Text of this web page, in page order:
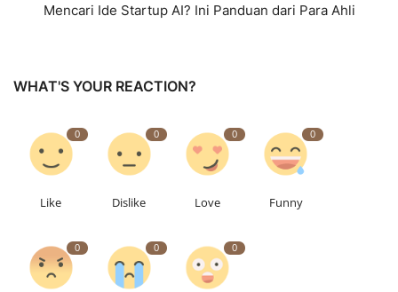
Mencari Ide Startup AI? Ini Panduan dari Para Ahli
WHAT'S YOUR REACTION?
0
Like
0
Dislike
0
Love
0
Funny
0 0 0